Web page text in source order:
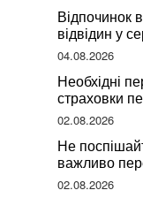
Відпочинок
відвідин у
закордонні
04.08.2026
Необхідні
страховки
подорож
02.08.2026
Не
важливо
за словами
02.08.2026